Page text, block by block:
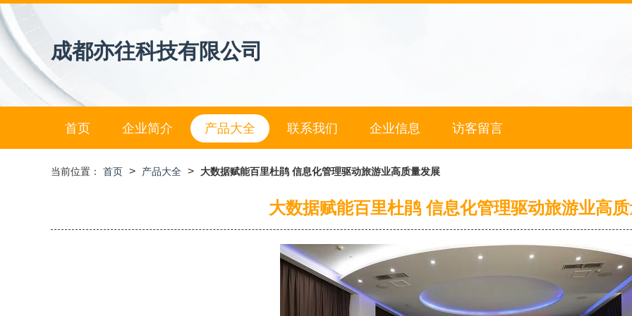
成都亦往科技有限公司
首页 企业简介 产品大全 联系我们 企业信息 访客留言
当前位置： 首页 > 产品大全 > 大数据赋能百里杜鹃 信息化管理驱动旅游业高质量发展
大数据赋能百里杜鹃 信息化管理驱动旅游业高